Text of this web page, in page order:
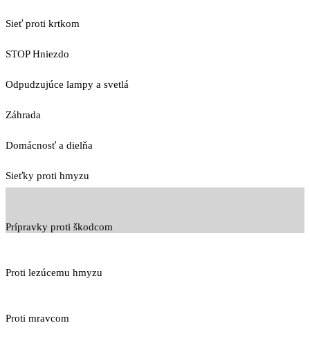
Sieť proti krtkom
STOP Hniezdo
Odpudzujúce lampy a svetlá
Záhrada
Domácnosť a dielňa
Sieťky proti hmyzu
Prípravky proti škodcom
Proti lezúcemu hmyzu
Proti mravcom